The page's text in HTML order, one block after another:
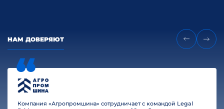
НАМ ДОВЕРЯЮТ
Компания «Агропромшина» сотрудничает с командой Legal